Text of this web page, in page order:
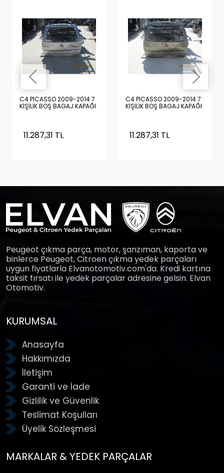
C4 PİCASSO 2009-2014 7
KİŞİLİK BOŞ BAGAJ KAPAĞI
11.287,31 TL
C4 PİCASSO 2009-2014 7
KİŞİLİK BOŞ BAGAJ KAPAĞI
11.287,31 TL
Peugeot çıkma parça, motor, şanzıman, kaporta ve
binlerce Peugeot, Citroen çıkma yedek parçaları
uygun fiyatlarla Elvanotomotiv.com'da. Kredi kartına
taksit fırsatı ile yedek parçalar adresine gelsin. Elvan
Otomotiv.
KURUMSAL
Anasayfa
Hakkımızda
İletişim
Garanti ve İade
Gizlilik ve Güvenlik
Teslimat Koşulları
Üyelik Sözleşmesi
MARKALAR & YEDEK PARÇALAR